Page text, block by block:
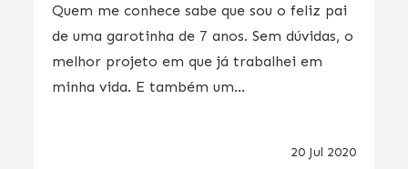
Quem me conhece sabe que sou o feliz pai
de uma garotinha de 7 anos. Sem dúvidas, o
melhor projeto em que já trabalhei em
minha vida. E também um...
20 Jul 2020